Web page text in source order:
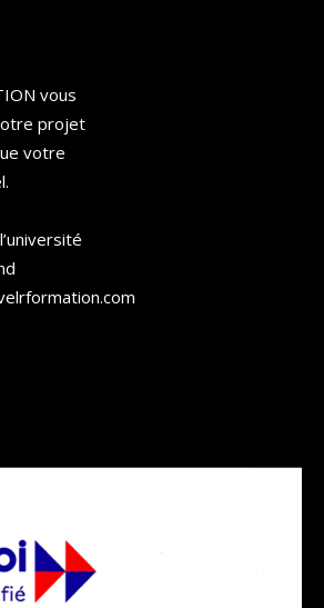
vous
projet
votre